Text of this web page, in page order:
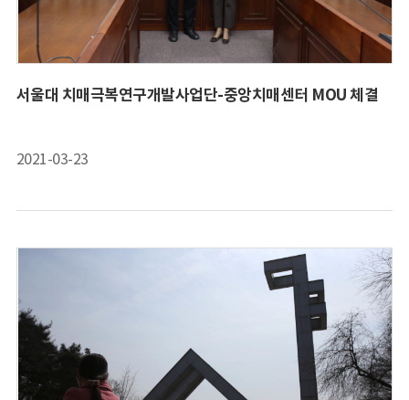
서울대 치매극복연구개발사업단-중앙치매센터 MOU 체결
2021-03-23